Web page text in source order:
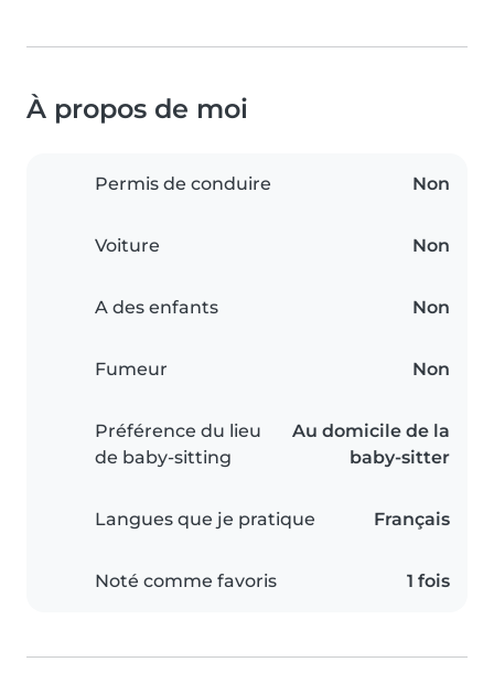
À propos de moi
Permis de conduire Non
Voiture Non
A des enfants Non
Fumeur Non
Préférence du lieu
de baby-sitting
Au domicile de la
baby-sitter
Langues que je pratique Français
Noté comme favoris 1 fois